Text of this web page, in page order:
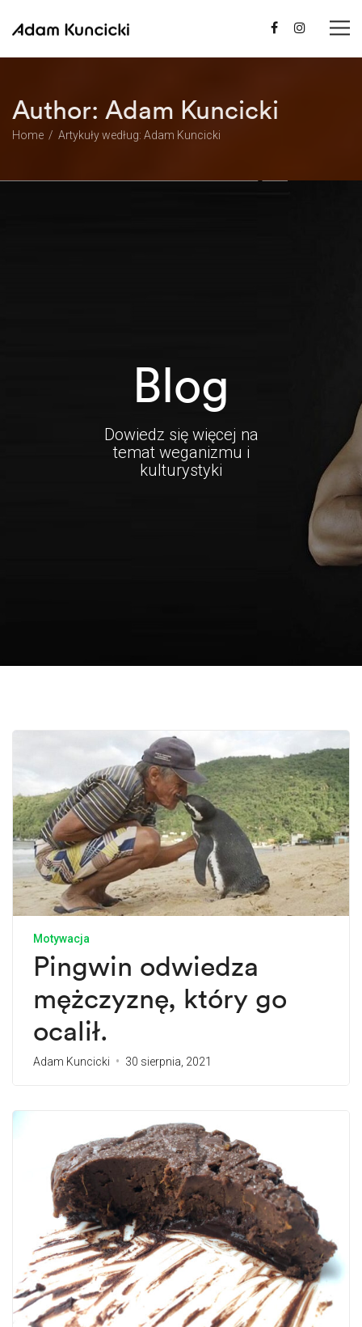
Author: Adam Kuncicki
Home Artykuły według: Adam Kuncicki
Blog
Dowiedz się więcej na
temat weganizmu i
kulturystyki
Motywacja
Pingwin odwiedza
mężczyznę, który go
ocalił.
Adam Kuncicki 30 sierpnia, 2021